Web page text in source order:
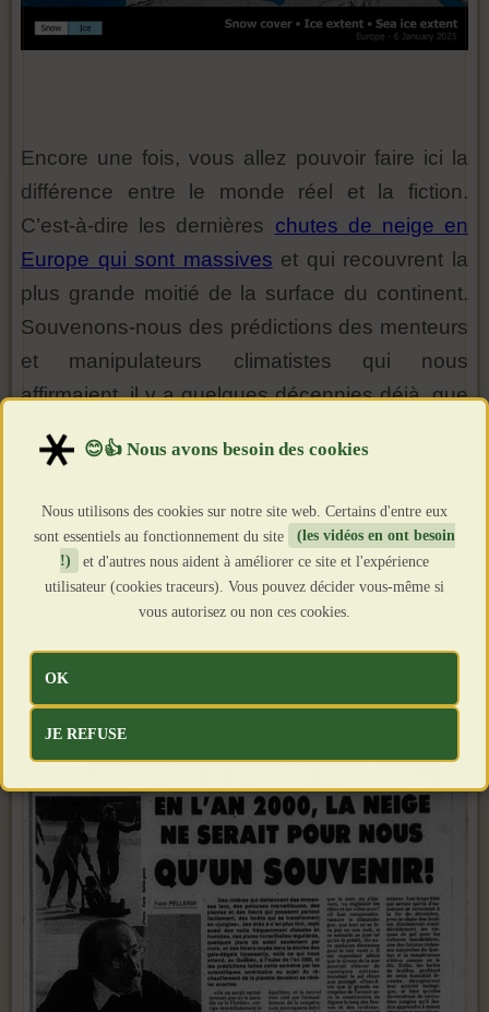
Encore une fois, vous allez pouvoir faire ici la
différence entre le monde réel et la fiction.
C’est-à-dire les dernières chutes de neige en
Europe qui sont massives et qui recouvrent la
plus grande moitié de la surface du continent.
Souvenons-nous des prédictions des menteurs
et manipulateurs climatistes qui nous
affirmaient, il y a quelques décennies déjà, que
la neige ne serait qu’un lointain souvenir à
cause du réchauffement climatique !
Reste à savoir maintenant si les gens vont
accepter la réalité qui s’impose à eux ou fermer
les yeux et continuer de se bercer avec les
mensonges de la Doxa.
Nous utilisons des cookies sur notre site web. Certains d'entre eux
sont essentiels au fonctionnement du site
(les vidéos en ont besoin
!)
et d'autres nous aident à améliorer ce site et l'expérience
utilisateur (cookies traceurs). Vous pouvez décider vous-même si
vous autorisez ou non ces cookies.
OK
JE REFUSE